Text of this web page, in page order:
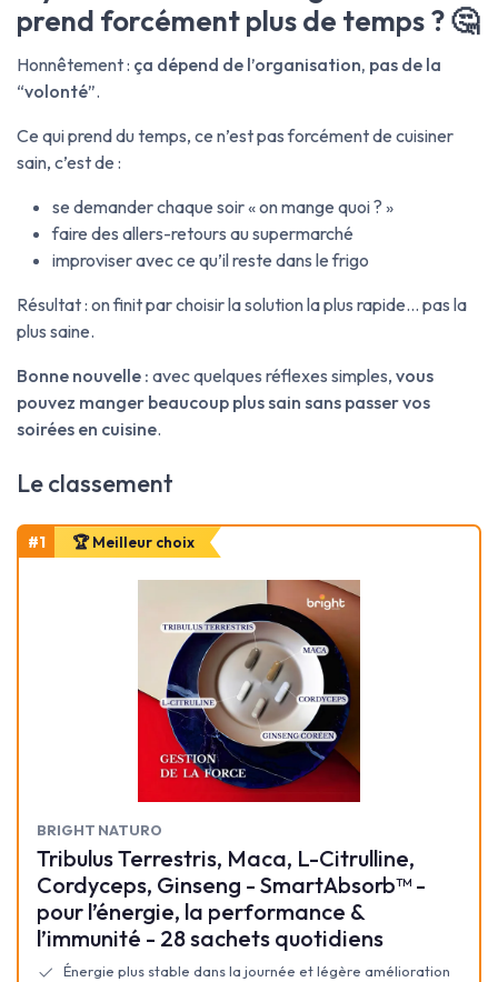
prend forcément plus de temps ? 🤔
Honnêtement : ça dépend de l’organisation, pas de la
“volonté”.
Ce qui prend du temps, ce n’est pas forcément de cuisiner
sain, c’est de :
se demander chaque soir « on mange quoi ? »
faire des allers-retours au supermarché
improviser avec ce qu’il reste dans le frigo
Résultat : on finit par choisir la solution la plus rapide… pas la
plus saine.
Bonne nouvelle : avec quelques réflexes simples, vous
pouvez manger beaucoup plus sain sans passer vos
soirées en cuisine.
Le classement
#1 🏆 Meilleur choix
BRIGHT NATURO
Tribulus Terrestris, Maca, L-Citrulline,
Cordyceps, Ginseng - SmartAbsorb™ -
pour l’énergie, la performance &
l’immunité - 28 sachets quotidiens
Énergie plus stable dans la journée et légère amélioration